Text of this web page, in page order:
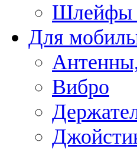
Шлейфы
Для
Вибро